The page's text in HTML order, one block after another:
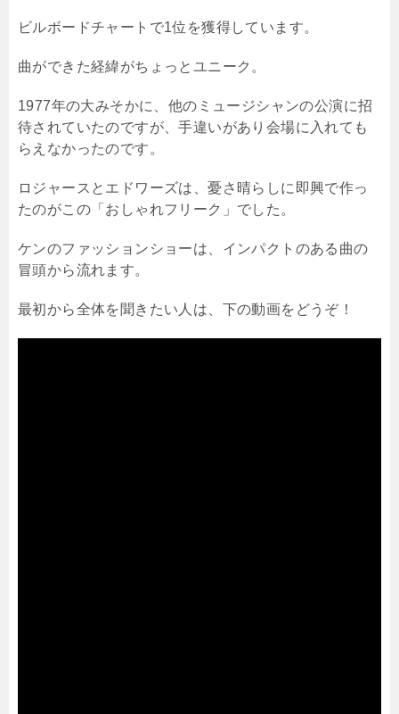
ビルボードチャートで1位を獲得しています。
曲ができた経緯がちょっとユニーク。
1977年の大みそかに、他のミュージシャンの公演に招
待されていたのですが、手違いがあり会場に入れても
らえなかったのです。
ロジャースとエドワーズは、憂さ晴らしに即興で作っ
たのがこの「おしゃれフリーク」でした。
ケンのファッションショーは、インパクトのある曲の
冒頭から流れます。
最初から全体を聞きたい人は、下の動画をどうぞ！